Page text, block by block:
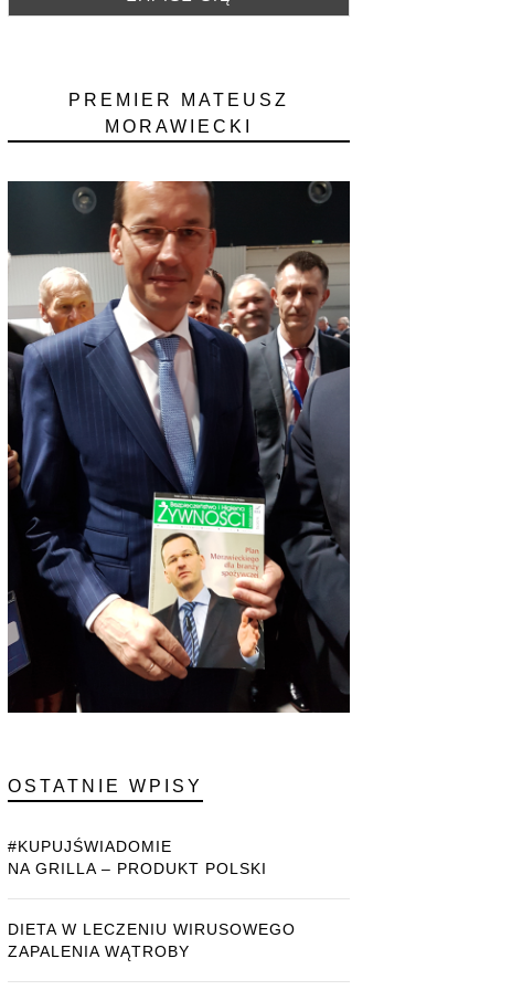
PREMIER MATEUSZ
MORAWIECKI
OSTATNIE WPISY
#KUPUJŚWIADOMIE
NA GRILLA – PRODUKT POLSKI
DIETA W LECZENIU WIRUSOWEGO
ZAPALENIA WĄTROBY